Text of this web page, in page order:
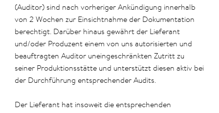
(Auditor) sind nach vorheriger Ankündigung innerhalb
von 2 Wochen zur Einsichtnahme der Dokumentation
berechtigt. Darüber hinaus gewährt der Lieferant
und/oder Produzent einem von uns autorisierten und
beauftragten Auditor uneingeschränkten Zutritt zu
seiner Produktionsstätte und unterstützt diesen aktiv bei
der Durchführung entsprechender Audits.
Der Lieferant hat insoweit die entsprechenden